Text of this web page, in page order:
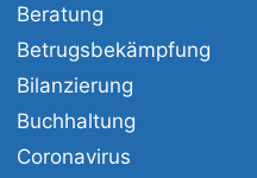
Beratung
Betrugsbekämpfung
Bilanzierung
Buchhaltung
Coronavirus